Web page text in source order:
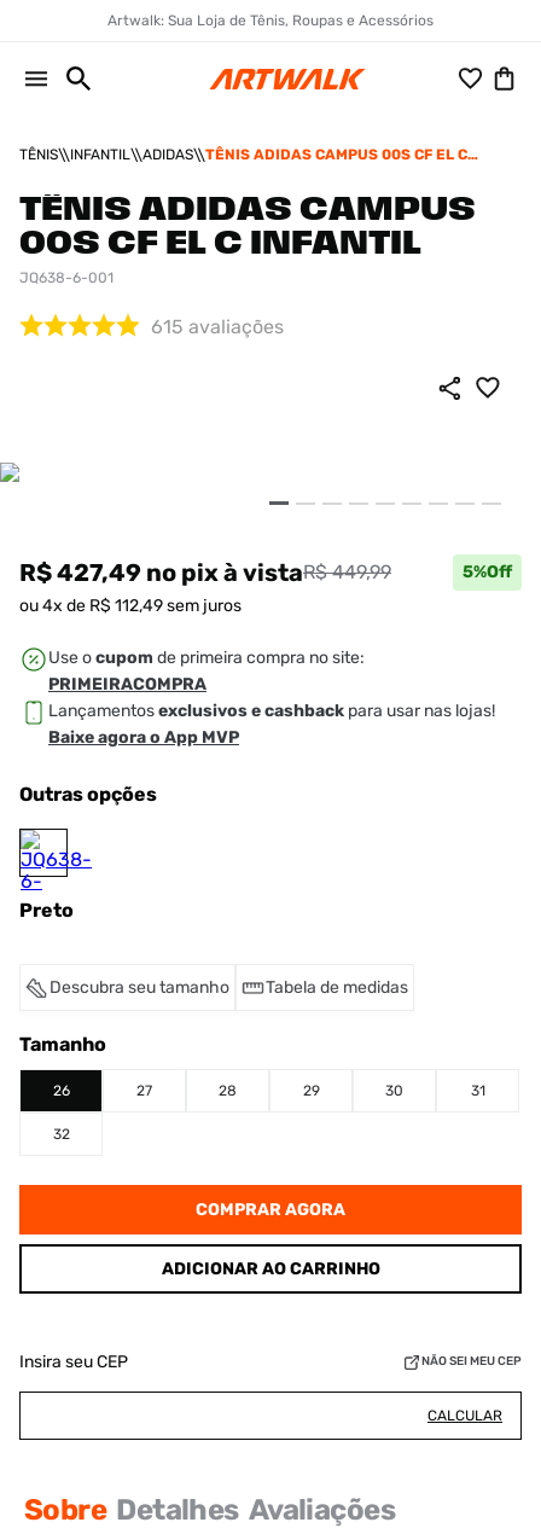
Artwalk: Sua Loja de Tênis, Roupas e Acessórios
TÊNIS INFANTIL ADIDAS
TÊNIS ADIDAS CAMPUS 00S CF EL C
TÊNIS ADIDAS CAMPUS
00S CF EL C INFANTIL
JQ638-6-001
615 avaliações
R$ 427,49 no pixà vistaR$ 449,99 5%Off
ou4x de R$ 112,49sem juros
Use ocupom de primeira compra no site:
PRIMEIRACOMPRA
Lançamentosexclusivos e cashback para usar nas lojas!
Baixe agora o App MVP
Outras opções
Preto
Descubra seu tamanho Tabela de medidas
Tamanho
26 27 28 29 30 31
32
COMPRAR AGORA
ADICIONAR AO CARRINHO
Insira seu CEP NÃO SEI MEU CEP
CALCULAR
Sobre Detalhes Avaliações